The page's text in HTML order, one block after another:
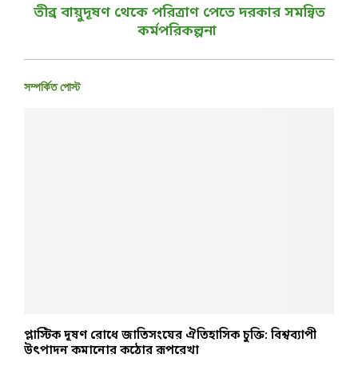
তীব্র বায়ুদূষণ থেকে পরিত্রাণ পেতে দরকার সমন্বিত
কর্মপরিকল্পনা
সম্পর্কিত পোস্ট
প্লাস্টিক দূষণ রোধে জাতিসংঘের ঐতিহাসিক চুক্তি: বিশ্বব্যাপী
উৎপাদন কমানোর কঠোর রূপরেখা